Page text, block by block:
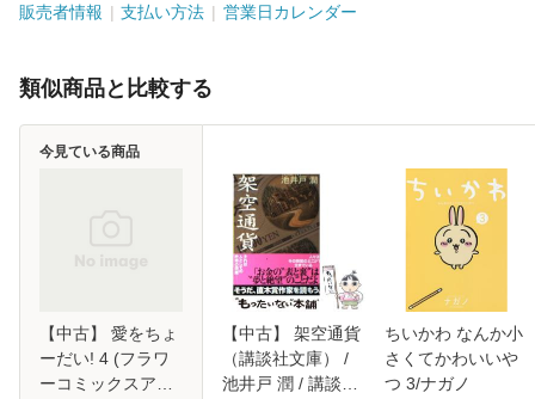
販売者情報 支払い方法 営業日カレンダー
類似商品と比較する
【中古】 愛をちょ
ーだい! 4 (フラワ
ーコミックスアル
今見ている商品
【中古】 架空通貨
（講談社文庫） /
池井戸 潤 / 講談社
ちいかわ なんか小
さくてかわいいや
つ 3/ナガノ